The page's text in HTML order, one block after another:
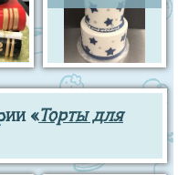
«Торты для